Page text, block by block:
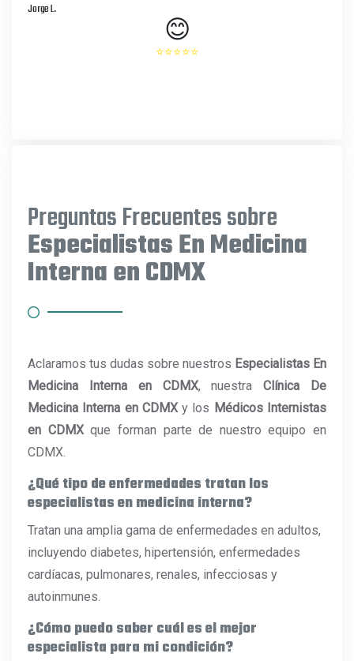
Jorge L.
😊
⭐⭐⭐⭐⭐
Preguntas Frecuentes sobre
Especialistas En Medicina
Interna en CDMX
Aclaramos tus dudas sobre nuestros Especialistas En
Medicina Interna en CDMX, nuestraClínica De
Medicina Interna en CDMXy los Médicos Internistas
en CDMXque forman parte de nuestro equipo en
CDMX.
¿Qué tipo de enfermedades tratan los
especialistas en medicina interna?
Tratan una amplia gama de enfermedades en adultos,
incluyendo diabetes, hipertensión, enfermedades
cardíacas, pulmonares, renales, infecciosas y
autoinmunes.
¿Cómo puedo saber cuál es el mejor
especialista para mi condición?